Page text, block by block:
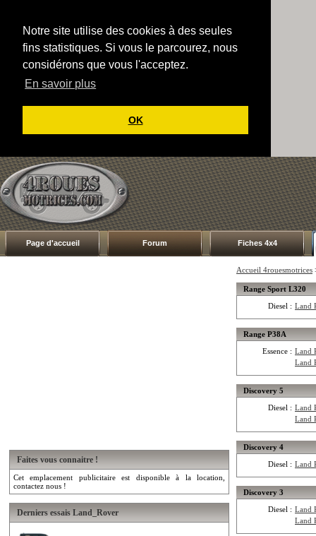
Notre site utilise des cookies à des seules
fins statistiques. Si vous le parcourez, nous
considérons que vous l'acceptez.
En savoir plus
OK
Page d'accueil Forum Fiches 4x4
Faites vous connaitre !
Cet emplacement publicitaire est disponible à la location,
contactez nous !
Derniers essais Land_Rover
Accueil 4rouesmotrices
Range Sport L320
Diesel : Land
Range P38A
Essence : Land
Land
Discovery 5
Diesel : Land
Land
Discovery 4
Diesel : Land
Discovery 3
Diesel : Land
Land